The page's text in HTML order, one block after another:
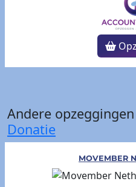
Andere
Donatie
MOVEMBER